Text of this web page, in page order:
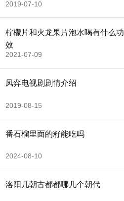
2019-07-10
柠檬片和火龙果片泡水喝有什么功
效
2021-07-09
凤弈电视剧剧情介绍
2019-08-15
番石榴里面的籽能吃吗
2024-08-10
洛阳几朝古都都哪几个朝代